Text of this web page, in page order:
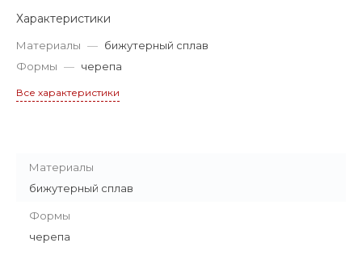
Характеристики
Материалы — бижутерный сплав
Формы — черепа
Все характеристики
Материалы
бижутерный сплав
Формы
черепа